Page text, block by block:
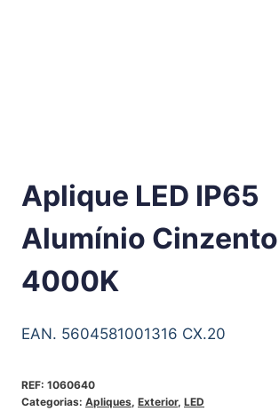
Aplique LED IP65
Alumínio
4000K
EAN. 5604581001316 CX.20
REF: 1060640
Categorias: Apliques, Exterior, LED